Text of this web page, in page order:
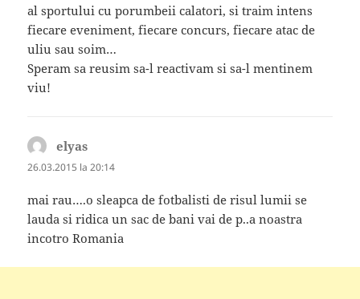
al sportului cu porumbeii calatori, si traim intens
fiecare eveniment, fiecare concurs, fiecare atac de
uliu sau soim…
Speram sa reusim sa-l reactivam si sa-l mentinem
viu!
elyas
26.03.2015 la 20:14
mai rau….o sleapca de fotbalisti de risul lumii se
lauda si ridica un sac de bani vai de p..a noastra
incotro Romania